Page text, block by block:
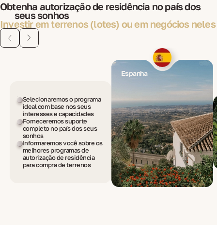
Obtenha autorização de residência no país dos
seus sonhos
Investir em terrenos (lotes) ou em negócios neles
Selecionaremos o programa
ideal com base nos seus
interesses e capacidades
Forneceremos suporte
completo no país dos seus
sonhos
Informaremos você sobre os
melhores programas de
autorização de residência
para compra de terrenos
Espanha